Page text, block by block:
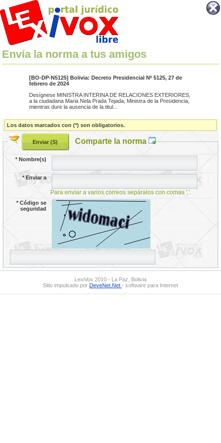
Envía la norma a tus amigos
[BO-DP-N5125] Bolivia: Decreto Presidencial Nº 5125, 27 de
febrero de 2024
Desígnese MINISTRA INTERINA DE RELACIONES EXTERIORES,
a la ciudadana Maria Nela Prada Tejada, Ministra de la Presidencia,
mientras dure la ausencia de la titul...
Los datos marcados con (*) son obligatorios.
Comparte la norma
*Nombre(s)
*Enviar a
Para enviar a varios correos sepáralos con comas ','.
*Código se
seguridad
LexiVox 2010 - La Paz, Bolivia
Sitio impulsado por DeveNet.Net - software para Internet